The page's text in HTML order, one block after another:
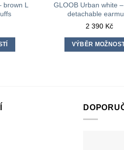
brown L
GLOOB Urban white
detachable
2 390 Kč
VÝBĚR